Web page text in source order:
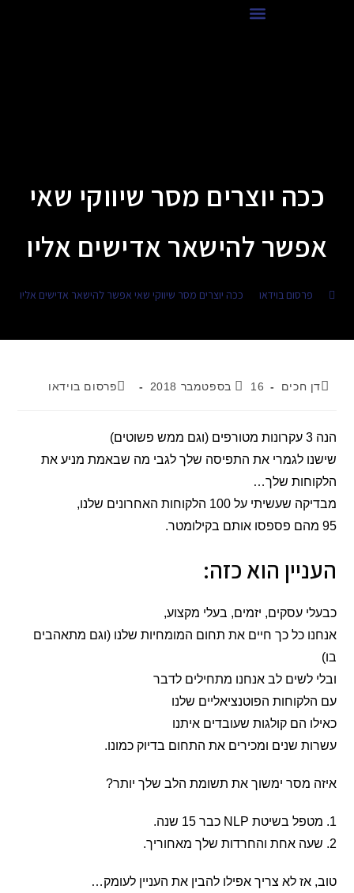
ככה יוצרים מסר שיווקי שאי
אפשר להישאר אדישים אליו
פרסום בוידאו ככה יוצרים מסר שיווקי שאי אפשר להישאר אדישים אליו
דן חכים 16 בספטמבר 2018 פרסום בוידאו
הנה 3 עקרונות מטורפים (וגם ממש פשוטים)
שישנו לגמרי את התפיסה שלך לגבי מה שבאמת מניע את
הלקוחות שלך…
מבדיקה שעשיתי על 100 הלקוחות האחרונים שלנו,
95 מהם פספסו אותם בקילומטר.
העניין הוא כזה:
כבעלי עסקים, יזמים, בעלי מקצוע,
אנחנו כל כך חיים את תחום המומחיות שלנו (וגם מתאהבים
בו)
ובלי לשים לב אנחנו מתחילים לדבר
עם הלקוחות הפוטנציאליים שלנו
כאילו הם קולגות שעובדים איתנו
עשרות שנים ומכירים את התחום בדיוק כמונו.
איזה מסר ימשוך את תשומת הלב שלך יותר?
1. מטפל בשיטת NLP כבר 15 שנה.
2. שעה אחת והחרדות שלך מאחוריך.
טוב, אז לא צריך אפילו להבין את העניין לעומק…